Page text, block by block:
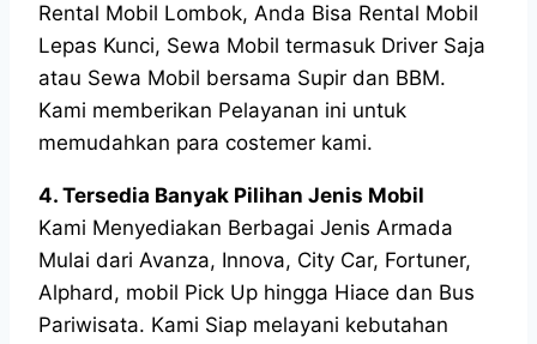
Rental Mobil Lombok, Anda Bisa Rental Mobil
Lepas Kunci, Sewa Mobil termasuk Driver Saja
atau Sewa Mobil bersama Supir dan BBM.
Kami memberikan Pelayanan ini untuk
memudahkan para costemer kami.
4. Tersedia Banyak Pilihan Jenis Mobil
Kami Menyediakan Berbagai Jenis Armada
Mulai dari Avanza, Innova, City Car, Fortuner,
Alphard, mobil Pick Up hingga Hiace dan Bus
Pariwisata. Kami Siap melayani kebutahan